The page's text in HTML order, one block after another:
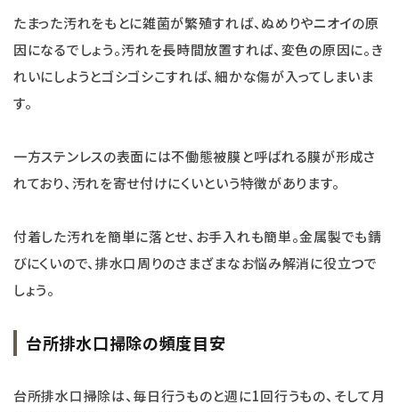
たまった汚れをもとに雑菌が繁殖すれば、ぬめりやニオイの原
因になるでしょう。汚れを長時間放置すれば、変色の原因に。き
れいにしようとゴシゴシこすれば、細かな傷が入ってしまいま
す。
一方ステンレスの表面には不働態被膜と呼ばれる膜が形成さ
れており、汚れを寄せ付けにくいという特徴があります。
付着した汚れを簡単に落とせ、お手入れも簡単。金属製でも錆
びにくいので、排水口周りのさまざまなお悩み解消に役立つで
しょう。
台所排水口掃除の頻度目安
台所排水口掃除は、毎日行うものと週に1回行うもの、そして月